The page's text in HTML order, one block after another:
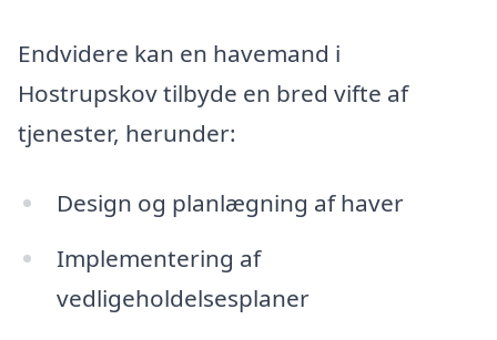
Endvidere kan en havemand i
Hostrupskov tilbyde en bred vifte af
tjenester, herunder:
Design og planlægning af haver
Implementering af
vedligeholdelsesplaner